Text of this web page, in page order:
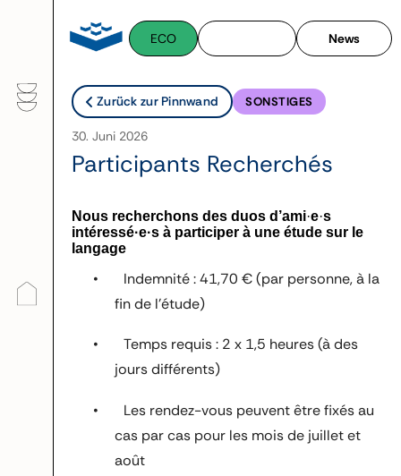
ECO News
Zurück zur Pinnwand SONSTIGES
30. Juni 2026
Participants Recherchés
Nous recherchons des duos d’ami·e·s
intéressé·e·s à participer à une étude sur le
langage
• Indemnité : 41,70 € (par personne, à la
fin de l’étude)
• Temps requis : 2 x 1,5 heures (à des
jours différents)
• Les rendez-vous peuvent être fixésau
cas par cas pour les mois de juillet et
août